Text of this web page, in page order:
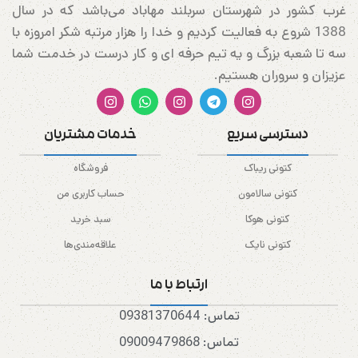
غرب کشور در شهرستان سربلند مهاباد می‌باشد که در سال
1388 شروع به فعالیت کردیم و خدا را هزار مرتبه شکر امروزه با
سه تا شعبه بزرگ و یه تیم حرفه ای و کار درست در خدمت شما
عزیزان و سروران هستیم.
دسترسی سریع
کتونی ریباک
کتونی سالامون
کتونی هوکا
کتونی نایک
خدمات مشتریان
فروشگاه
حساب کاربری من
سبد خرید
علاقه‌مندی‌ها
ارتباط با ما
تماس: 09381370644
تماس: 09009479868